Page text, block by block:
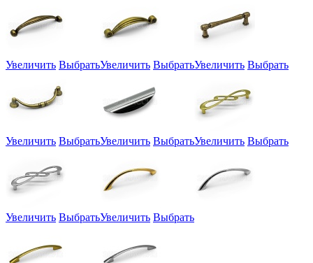
Увеличить ВыбратьУвеличить ВыбратьУвеличить Выбрать
Увеличить ВыбратьУвеличить ВыбратьУвеличить Выбрать
Увеличить ВыбратьУвеличить Выбрать